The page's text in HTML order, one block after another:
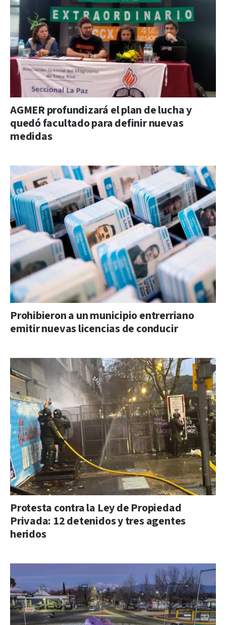
AGMER profundizará el plan de lucha y
quedó facultado para definir nuevas
medidas
Prohibieron a un municipio entrerriano
emitir nuevas licencias de conducir
Protesta contra la Ley de Propiedad
Privada: 12 detenidos y tres agentes
heridos